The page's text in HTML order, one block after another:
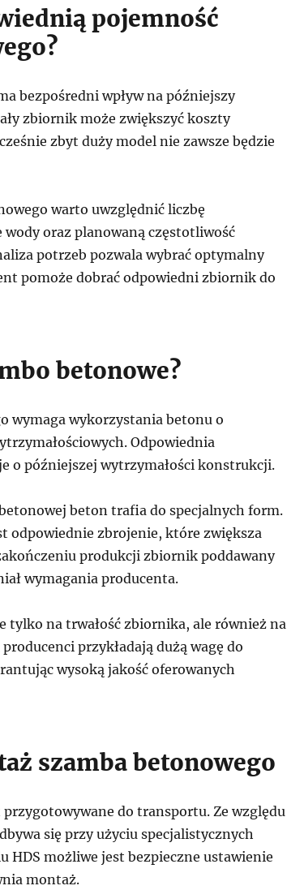
pojemność
bezpośredni wpływ na późniejszy
zbiornik może zwiększyć koszty
zbyt duży model nie zawsze będzie
warto uwzględnić liczbę
oraz planowaną częstotliwość
potrzeb pozwala wybrać optymalny
pomoże dobrać odpowiedni zbiornik do
betonowe?
wymaga wykorzystania betonu o
Odpowiednia
o późniejszej wytrzymałości konstrukcji.
beton trafia do specjalnych form.
odpowiednie zbrojenie, które zwiększa
produkcji zbiornik poddawany
wymagania producenta.
tylko na trwałość zbiornika, ale również na
przykładają dużą wagę do
wysoką jakość oferowanych
szamba betonowego
do transportu. Ze względu
się przy użyciu specjalistycznych
HDS możliwe jest bezpieczne ustawienie
montaż.